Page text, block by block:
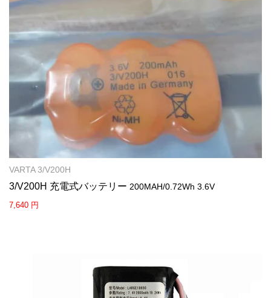
VARTA 3/V200H
3/V200H 充電式バッテリー 200MAH/0.72Wh 3.6V
7,640 円